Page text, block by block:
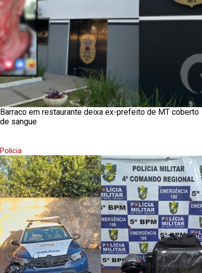
Barraco em restaurante deixa ex-prefeito de MT coberto
de sangue
Policia